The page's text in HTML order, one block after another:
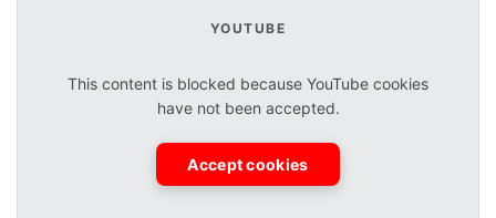
YOUTUBE
This content is blocked because YouTube cookies
have not been accepted.
Accept cookies